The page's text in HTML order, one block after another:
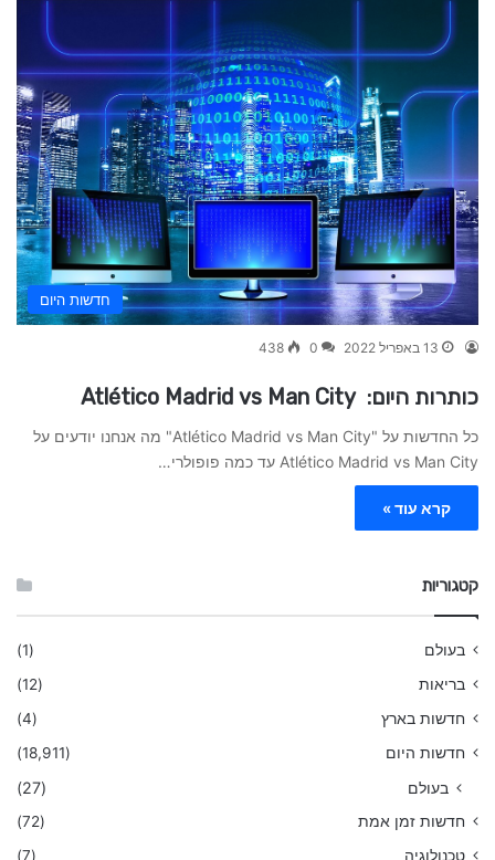
חדשות היום
13 באפריל 2022 0
438
כותרות היום: Atlético Madrid vs Man City
כל החדשות על "Atlético Madrid vs Man City" מה אנחנו יודעים על
Atlético Madrid vs Man City עד כמה פופולרי…
קרא עוד »
קטגוריות
בעולם
(1)
בריאות
(12)
חדשות בארץ
(4)
חדשות היום
(18,911)
בעולם (27)
חדשות זמן אמת
(72)
טכנולוגיה
(7)